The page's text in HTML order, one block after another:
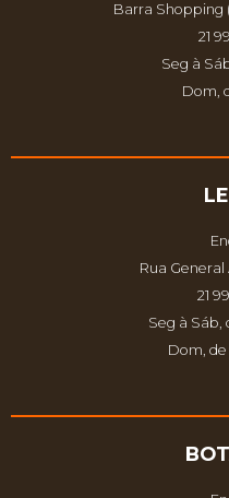
Barra Shopping
21
Seg à
Dom,
Rua General
21
Seg à Sáb,
Dom, de